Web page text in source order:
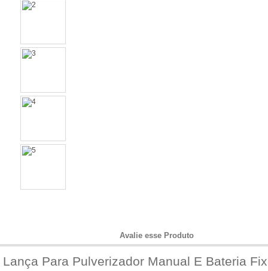
Avalie esse Produto
Lança Para Pulverizador Manual E Bateria